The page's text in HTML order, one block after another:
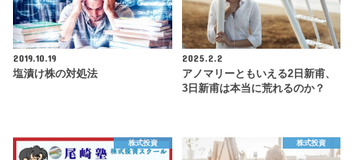
2019.10.19
塩漬け株の対処法
2025.2.2
アノマリーともいえる2日新甫、
3日新甫は本当に荒れるのか？
株式投資 株式投資